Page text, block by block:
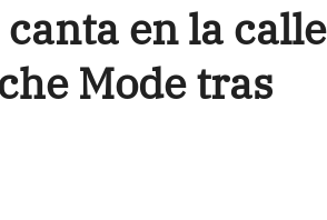
canta en la calle
Mode tras